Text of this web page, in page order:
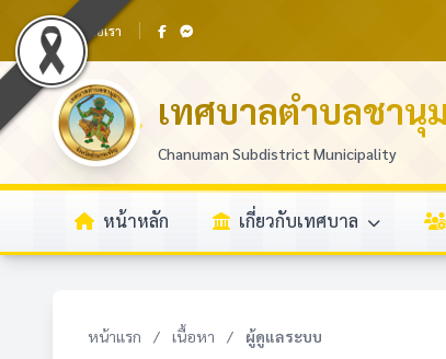
ติดต่อเรา
เทศบาลตำบลชานุ
Chanuman Subdistrict Municipality
หน้าหลัก เกี่ยวกับเทศบาล
หน้าแรก / เนื้อหา / ผู้ดูแลระบบ